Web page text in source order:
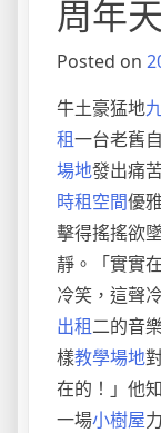
周年
Posted on
牛土豪猛地
租一台老舊
場地發出痛
時租空間優
擊得搖搖欲
靜。「實實
冷笑，這聲
出租二的音
樣教學場地
在的！」他
一場小樹屋